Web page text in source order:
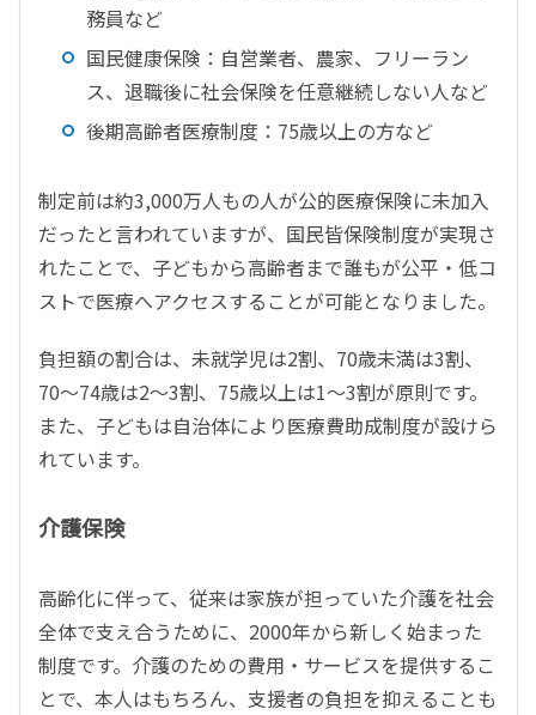
務員など
国民健康保険：自営業者、農家、フリーラン
ス、退職後に社会保険を任意継続しない人など
後期高齢者医療制度：75歳以上の方など
制定前は約3,000万人もの人が公的医療保険に未加入
だったと言われていますが、国民皆保険制度が実現さ
れたことで、子どもから高齢者まで誰もが公平・低コ
ストで医療へアクセスすることが可能となりました。
負担額の割合は、未就学児は2割、70歳未満は3割、
70～74歳は2～3割、75歳以上は1～3割が原則です。
また、子どもは自治体により医療費助成制度が設けら
れています。
介護保険
高齢化に伴って、従来は家族が担っていた介護を社会
全体で支え合うために、2000年から新しく始まった
制度です。介護のための費用・サービスを提供するこ
とで、本人はもちろん、支援者の負担を抑えることも